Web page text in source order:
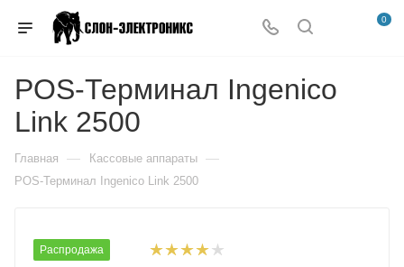
0
POS-Терминал Ingenico
Link 2500
Главная — Кассовые аппараты —
POS-Терминал Ingenico Link 2500
Распродажа